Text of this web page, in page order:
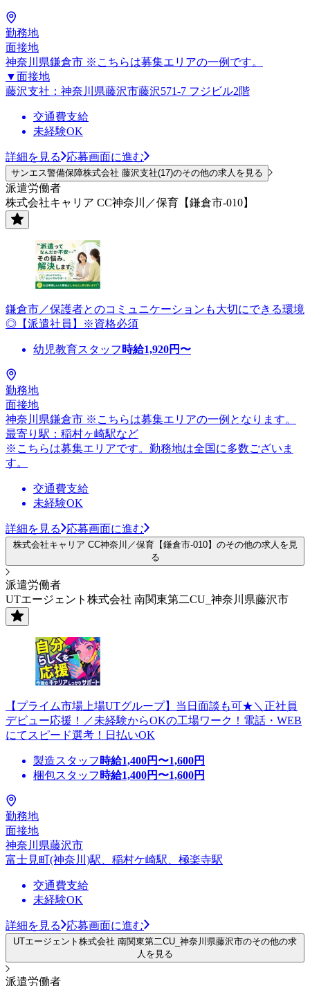
勤務地
面接地
神奈川県鎌倉市 ※こちらは募集エリアの一例です。
▼面接地
藤沢支社：神奈川県藤沢市藤沢571-7 フジビル2階
交通費支給
未経験OK
詳細を見る 応募画面に進む
サンエス警備保障株式会社 藤沢支社(17)のその他の求人を見る
派遣労働者
株式会社キャリア CC神奈川／保育【鎌倉市-010】
鎌倉市／保護者とのコミュニケーションも大切にできる環境
◎【派遣社員】※資格必須
幼児教育スタッフ 時給1,920円〜
勤務地
面接地
神奈川県鎌倉市 ※こちらは募集エリアの一例となります。
最寄り駅：稲村ヶ崎駅など
※こちらは募集エリアです。勤務地は全国に多数ございま
す。
交通費支給
未経験OK
詳細を見る 応募画面に進む
株式会社キャリア CC神奈川／保育【鎌倉市-010】のその他の求人を見
る
派遣労働者
UTエージェント株式会社 南関東第二CU_神奈川県藤沢市
【プライム市場上場UTグループ】当日面談も可★＼正社員
デビュー応援！／未経験からOKの工場ワーク！電話・WEB
にてスピード選考！日払いOK
製造スタッフ 時給1,400円〜1,600円
梱包スタッフ 時給1,400円〜1,600円
勤務地
面接地
神奈川県藤沢市
富士見町(神奈川)駅、稲村ケ崎駅、極楽寺駅
交通費支給
未経験OK
詳細を見る 応募画面に進む
UTエージェント株式会社 南関東第二CU_神奈川県藤沢市のその他の求
人を見る
派遣労働者